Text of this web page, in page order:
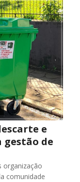
e
gestão de
organização
comunidade